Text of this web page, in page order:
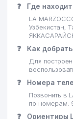
21
22
23
24 ELAN-
❓ Где
LA
Узбекистан,
❓ Как
Для
❓ Номера
Позвонить в
по номерам:
❓ Ориентиры